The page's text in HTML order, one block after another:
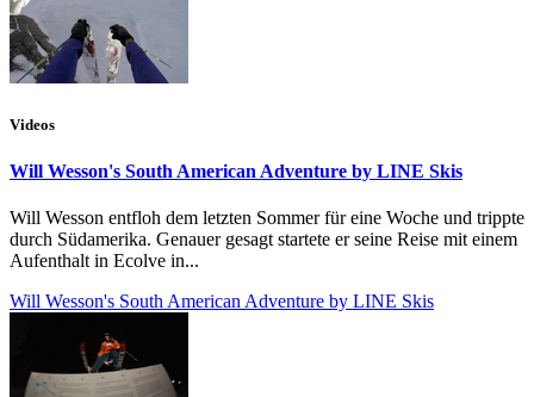
Videos
Will Wesson's South American Adventure by LINE Skis
Will Wesson entfloh dem letzten Sommer für eine Woche und trippte
durch Südamerika. Genauer gesagt startete er seine Reise mit einem
Aufenthalt in Ecolve in...
Will Wesson's South American Adventure by LINE Skis